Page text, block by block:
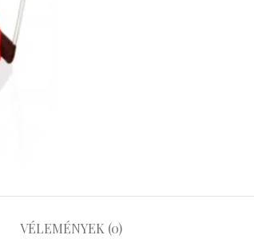
VÉLEMÉNYEK (0)